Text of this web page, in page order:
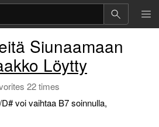
Siunaamaan
Löytty
22 times
D# voi vaihtaa B7 soinnulla,